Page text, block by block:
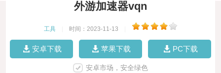
外游加速器vqn
工具 时间：2023-11-13
安卓下载 苹果下载 PC下载
安卓市场，安全绿色